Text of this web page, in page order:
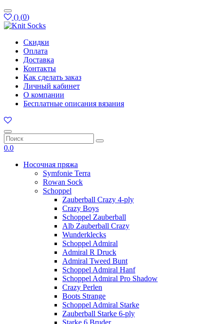
() (0)
Скидки
Оплата
Доставка
Контакты
Как сделать заказ
Личный кабинет
О компании
Бесплатные описания вязания
0.0
Носочная пряжа
Symfonie Terra
Rowan Sock
Schoppel
Zauberball Crazy 4-ply
Crazy Boys
Schoppel Zauberball
Alb Zauberball Crazy
Wunderklecks
Schoppel Admiral
Admiral R Druck
Admiral Tweed Bunt
Schoppel Admiral Hanf
Schoppel Admiral Pro Shadow
Crazy Perlen
Boots Strange
Schoppel Admiral Starke
Zauberball Starke 6-ply
Starke 6 Bruder